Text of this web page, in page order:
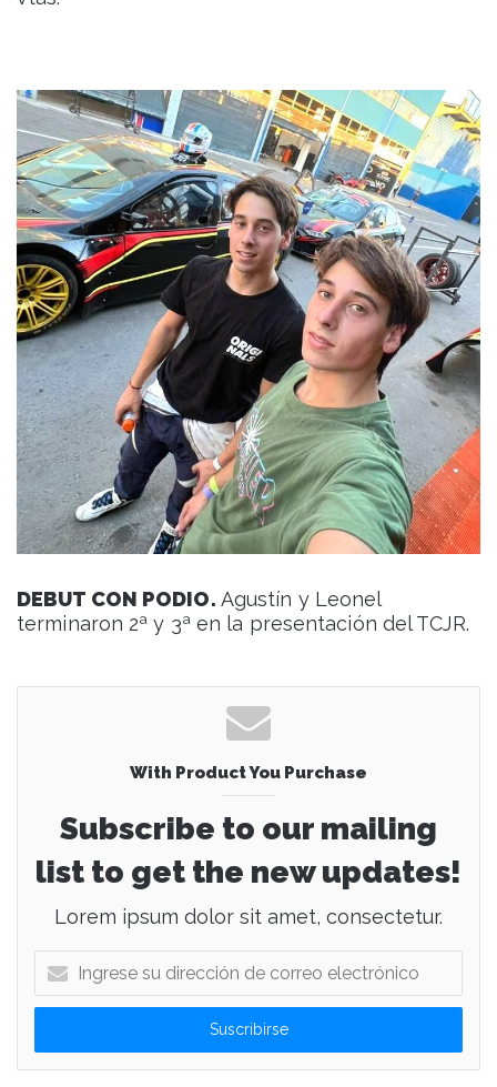
DEBUT CON PODIO. Agustín y Leonel
terminaron 2ª y 3ª en la presentación del TCJR.
With Product You Purchase
Subscribe to our mailing
list to get the new updates!
Lorem ipsum dolor sit amet, consectetur.
g
e